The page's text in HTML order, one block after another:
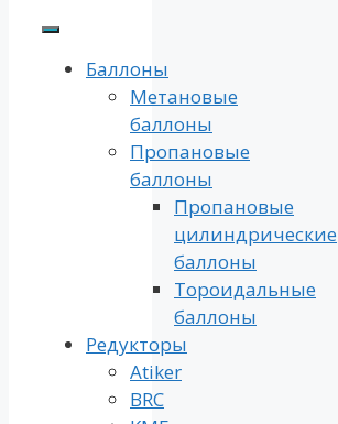
Баллоны
Метановые
баллоны
Пропановые
баллоны
Пропановые
цилиндрические
баллоны
Тороидальные
баллоны
Редукторы
Atiker
BRC